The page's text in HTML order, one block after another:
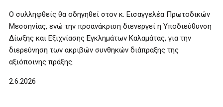
Ο συλληφθείς θα οδηγηθεί στον κ. Εισαγγελέα Πρωτοδικών
Μεσσηνίας, ενώ την προανάκριση διενεργεί η Υποδιεύθυνση
Δίωξης και Εξιχνίασης Εγκλημάτων Καλαμάτας, για την
διερεύνηση των ακριβών συνθηκών διάπραξης της
αξιόποινης πράξης.
2.6.2026